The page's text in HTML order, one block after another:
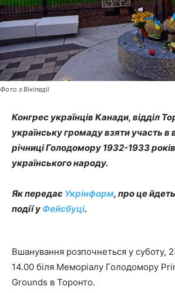
Фото з Вікіпедії
Конгрес українців Канади, відділ
українську громаду взяти участь в
річниці Голодомору 1932-1933
українського народу.
Як передає Укрінформ, про це
події у Фейсбуці.
Вшанування розпочнеться у суботу,
14.00 біля Меморіалу Голодомору
Grounds в Торонто.